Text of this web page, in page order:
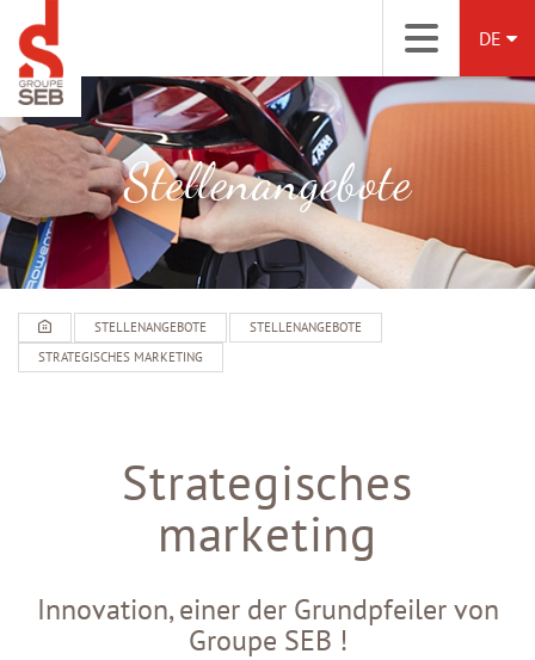
DE
Stellenangebote
STELLENANGEBOTE
STELLENANGEBOTE
STRATEGISCHES MARKETING
Strategisches
marketing
Innovation, einer der Grundpfeiler von
Groupe SEB !